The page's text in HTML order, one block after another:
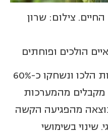
החיים. צילום: שרון
הולכים ופוחתים
במהלך 50 השנים האחרונות הלכו ונשחקו כ-60%
מקבלים מהמערכות
מהפגיעה הקשה
שינוי בשימושי